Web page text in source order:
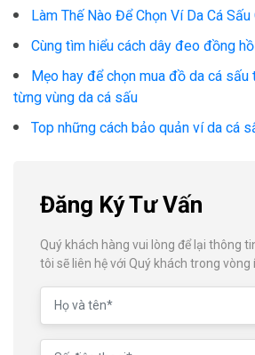
Làm Thế Nào Để Chọn Ví Da Cá
Cùng tìm hiểu cách dây đeo đồng
Mẹo hay để chọn mua đồ da cá sấu
từng vùng da cá sấu
Top những cách bảo quản ví da cá
Đăng Ký Tư Vấn
Quý khách hàng vui lòng để lại thông
tôi sẽ liên hệ với Quý khách trong vòng